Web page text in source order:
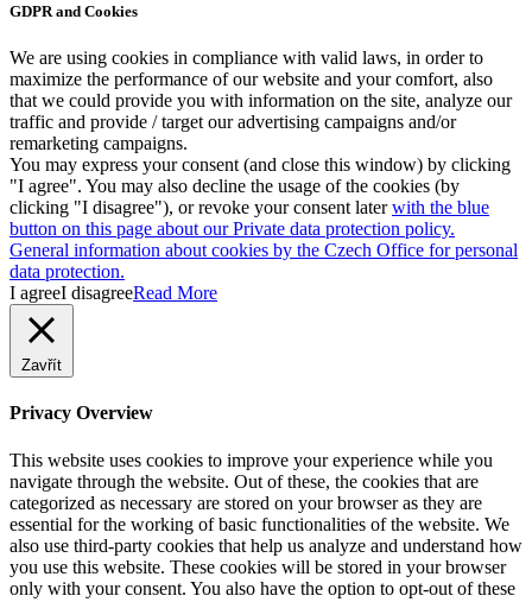
GDPR and Cookies
We are using cookies in compliance with valid laws, in order to
maximize the performance of our website and your comfort, also
that we could provide you with information on the site, analyze our
traffic and provide / target our advertising campaigns and/or
remarketing campaigns.
You may express your consent (and close this window) by clicking
"I agree". You may also decline the usage of the cookies (by
clicking "I disagree"), or revoke your consent laterwith the blue
button on this page about our Private data protection policy.
General information about cookies by the Czech Office for personal
data protection.
I agreeI disagreeRead More
Zavřít
Privacy Overview
This website uses cookies to improve your experience while you
navigate through the website. Out of these, the cookies that are
categorized as necessary are stored on your browser as they are
essential for the working of basic functionalities of the website. We
also use third-party cookies that help us analyze and understand how
you use this website. These cookies will be stored in your browser
only with your consent. You also have the option to opt-out of these